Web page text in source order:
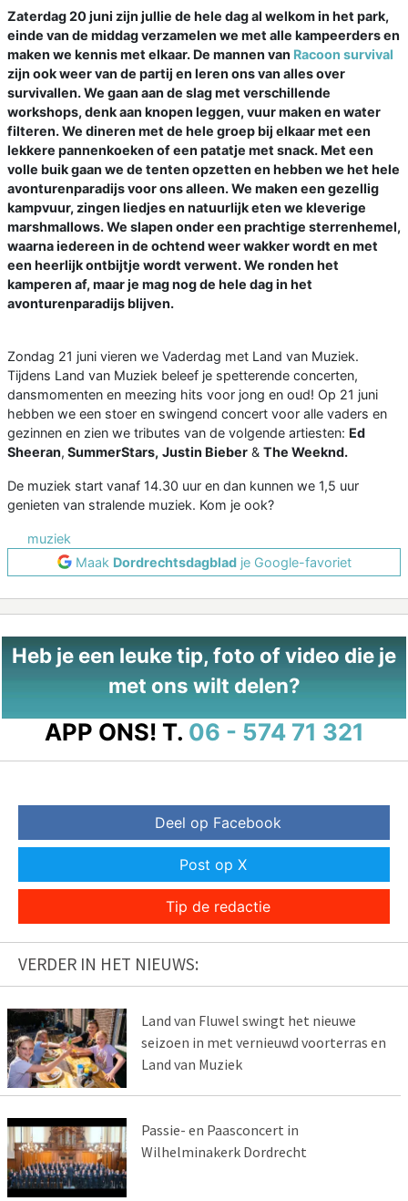
Zaterdag 20 juni zijn jullie de hele dag al welkom in het park,
einde van de middag verzamelen we met alle kampeerders en
maken we kennis met elkaar. De mannen van Racoon survival
zijn ook weer van de partij en leren ons van alles over
survivallen. We gaan aan de slag met verschillende
workshops, denk aan knopen leggen, vuur maken en water
filteren. We dineren met de hele groep bij elkaar met een
lekkere pannenkoeken of een patatje met snack. Met een
volle buik gaan we de tenten opzetten en hebben we het hele
avonturenparadijs voor ons alleen. We maken een gezellig
kampvuur, zingen liedjes en natuurlijk eten we kleverige
marshmallows. We slapen onder een prachtige sterrenhemel,
waarna iedereen in de ochtend weer wakker wordt en met
een heerlijk ontbijtje wordt verwent. We ronden het
kamperen af, maar je mag nog de hele dag in het
avonturenparadijs blijven.
Zondag 21 juni vieren we Vaderdag met Land van Muziek.
Tijdens Land van Muziek beleef je spetterende concerten,
dansmomenten en meezing hits voor jong en oud! Op 21 juni
hebben we een stoer en swingend concert voor alle vaders en
gezinnen en zien we tributes van de volgende artiesten: Ed
Sheeran, SummerStars, Justin Bieber & The Weeknd.
De muziek start vanaf 14.30 uur en dan kunnen we 1,5 uur
genieten van stralende muziek. Kom je ook?
muziek
Maak Dordrechtsdagbladje Google-favoriet
Heb je een leuke tip, foto of video die je
met ons wilt delen?
APP ONS! T. 06 - 574 71 321
Deel op Facebook
Post op X
Tip de redactie
VERDER IN HET NIEUWS:
Land van Fluwel swingt het nieuwe
seizoen in met vernieuwd voorterras en
Land van Muziek
Passie- en Paasconcert in
Wilhelminakerk Dordrecht